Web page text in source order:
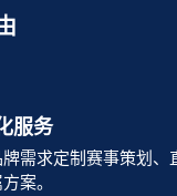
服务
需求定制赛事策划、
案。